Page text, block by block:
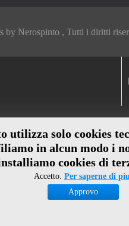
utilizza solo cookies
in alcun modo i
cookies di
Accetto. Per saperne di
Approvo
by Nerospinto , Tutti i diritti